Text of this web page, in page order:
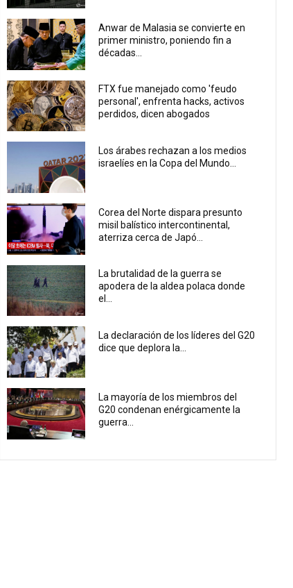
Anwar de Malasia se convierte en
primer ministro, poniendo fin a
décadas...
FTX fue manejado como 'feudo
personal', enfrenta hacks, activos
perdidos, dicen abogados
Los árabes rechazan a los medios
israelíes en la Copa del Mundo...
Corea del Norte dispara presunto
misil balístico intercontinental,
aterriza cerca de Japó...
La brutalidad de la guerra se
apodera de la aldea polaca donde
el...
La declaración de los líderes del G20
dice que deplora la...
La mayoría de los miembros del
G20 condenan enérgicamente la
guerra...